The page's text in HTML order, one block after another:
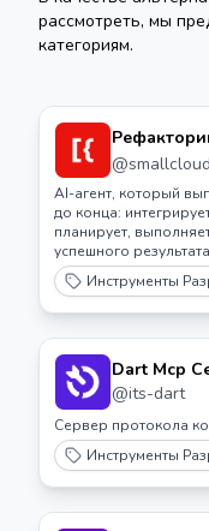
рассмотреть, мы
категориям.
агентов
@
AI-агент, который
до конца:
планирует,
успешного
Инструменты
Dart Mcp
@its-dart
Сервер протокола
Инструменты